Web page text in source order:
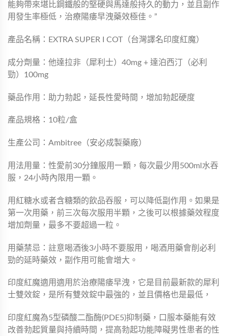
能夠帶來堪比鋼鐵般的堅硬與馬達般持久的動力，並且副作
用發生率極低，治療陽痿早洩藥效極佳。”
產品名稱：EXTRA SUPER I COT（台灣譯名印度紅魔）
成分劑量：他達拉非（犀利士）40mg + 達泊西汀（必利
勁）100mg
藥品作用：助力勃起，延長性愛時間，增加勃起硬度
產品規格：10粒/盒
生產公司：Ambitree（安必成製藥廠）
用法用量：性愛前30分鐘服用一顆，每次最少用500ml水吞
服，24小時內限用一顆。
用紅糖水或者含糖類的飲品吞服，可以降低副作用。如果是
第一次用藥，前三次每次服用半顆，之後可以根據藥效程度
增加劑量，最多不要超過一粒。
用藥禁忌：註意喝酒後3小時不要服用，喝酒用藥會削必利
勁的延時藥效，副作用可能會增大。
印度紅魔適用適用於治療陽痿早洩，它是目前最新款的犀利
士雙效錠，是所有雙效錠中最強的，並且價格也是最低，
印度紅魔為5型磷酸二酯酶(PDE5)抑制藥，口服本藥能有效
改善勃起質量與持續時間，提高勃起功能障礙男性患者的性